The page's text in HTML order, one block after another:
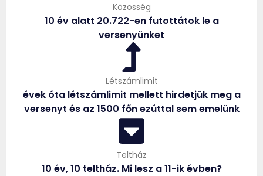
Közösség
10 év alatt 20.722-en futottátok le a
versenyünket
Létszámlimit
évek óta létszámlimit mellett hirdetjük meg a
versenyt és az 1500 főn ezúttal sem emelünk
Teltház
10 év, 10 teltház. Mi lesz a 11-ik évben?